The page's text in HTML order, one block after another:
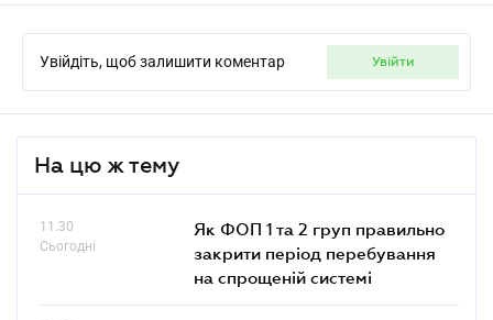
Увійдіть, щоб залишити коментар увійти
На цю ж тему
11.30
Сьогодні
Як ФОП 1 та 2 груп правильно
закрити період перебування
на спрощеній системі